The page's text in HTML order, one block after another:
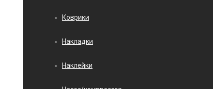
Коврики
Накладки
Наклейки